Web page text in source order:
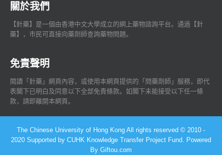
關於我們
【針藥】是一個由香港中文大學成立的網上藥物諮詢平台。通過【針
藥】，市民可直接向藥劑師查詢藥物問題。
免責聲明
閱讀「針藥」網頁內容，或使用本網頁提供的「問藥劑師」服務，即代
表閣下已明白及同意以下全部免責條款。如閣下未能接受以下任一條
款，請即離開本網頁。
The Chinese University of Hong Kong All rights reserved © 2010 -
2020 Supported by CUHK Knowledge Transfer Project Fund. Powered
By Giftou.com